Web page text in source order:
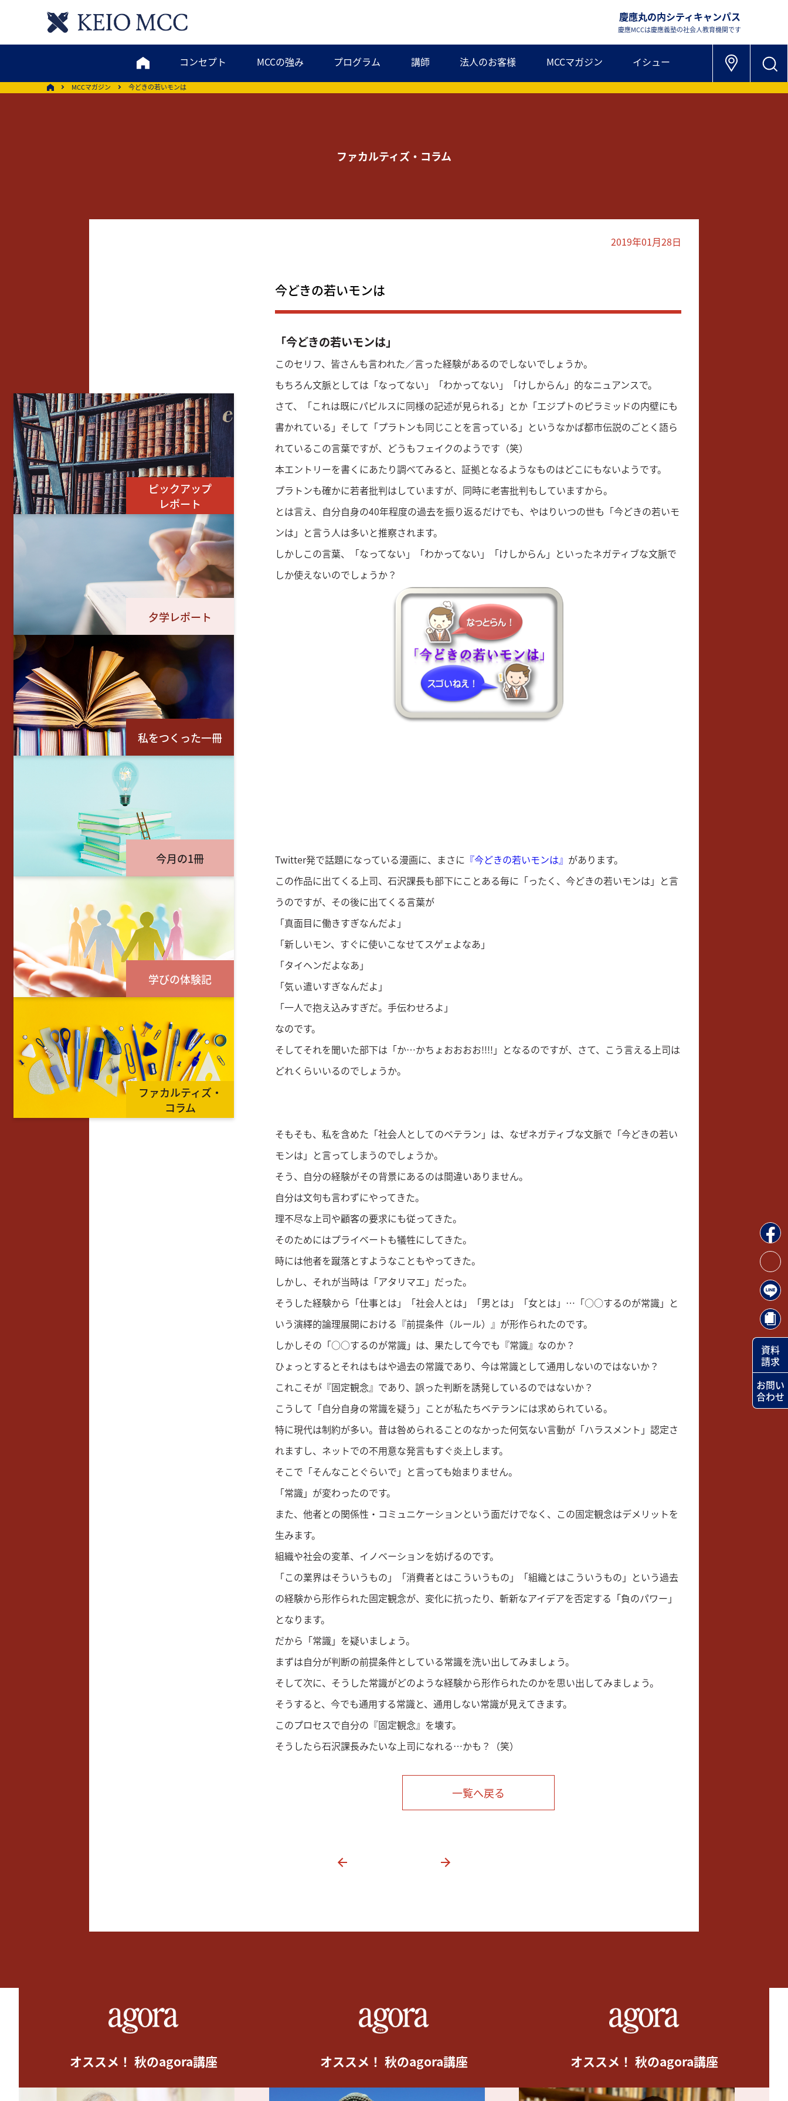
慶應丸の内シティキャンパス
慶應MCCは慶應義塾の社会人教育機関です
コンセプト MCCの強み プログラム 講師 法人のお客様 MCCマガジン イシュー
MCCマガジン 今どきの若いモンは
ファカルティズ・コラム
2019年01月28日
今どきの若いモンは
「今どきの若いモンは」
このセリフ、皆さんも言われた／言った経験があるのでしないでしょうか。
もちろん文脈としては「なってない」「わかってない」「けしからん」的なニュアンスで。
さて、「これは既にパピルスに同様の記述が見られる」とか「エジプトのピラミッドの内壁にも
書かれている」そして「プラトンも同じことを言っている」というなかば都市伝説のごとく語ら
れているこの言葉ですが、どうもフェイクのようです（笑）
本エントリーを書くにあたり調べてみると、証拠となるようなものはどこにもないようです。
プラトンも確かに若者批判はしていますが、同時に老害批判もしていますから。
とは言え、自分自身の40年程度の過去を振り返るだけでも、やはりいつの世も「今どきの若いモ
ンは」と言う人は多いと推察されます。
しかしこの言葉、「なってない」「わかってない」「けしからん」といったネガティブな文脈で
しか使えないのでしょうか？
Twitter発で話題になっている漫画に、まさに 『今どきの若いモンは』 があります。
この作品に出てくる上司、石沢課長も部下にことある毎に「ったく、今どきの若いモンは」と言
うのですが、その後に出てくる言葉が
「真面目に働きすぎなんだよ」
「新しいモン、すぐに使いこなせてスゲェよなあ」
「タイヘンだよなあ」
「気ぃ遣いすぎなんだよ」
「一人で抱え込みすぎだ。手伝わせろよ」
なのです。
そしてそれを聞いた部下は「か…かちょおおおお!!!!」となるのですが、さて、こう言える上司は
どれくらいいるのでしょうか。
そもそも、私を含めた「社会人としてのベテラン」は、なぜネガティブな文脈で「今どきの若い
モンは」と言ってしまうのでしょうか。
そう、自分の経験がその背景にあるのは間違いありません。
自分は文句も言わずにやってきた。
理不尽な上司や顧客の要求にも従ってきた。
そのためにはプライベートも犠牲にしてきた。
時には他者を蹴落とすようなこともやってきた。
しかし、それが当時は「アタリマエ」だった。
そうした経験から「仕事とは」「社会人とは」「男とは」「女とは」…「○○するのが常識」と
いう演繹的論理展開における『前提条件（ルール）』が形作られたのです。
しかしその「○○するのが常識」は、果たして今でも『常識』なのか？
ひょっとするとそれはもはや過去の常識であり、今は常識として通用しないのではないか？
これこそが『固定観念』であり、誤った判断を誘発しているのではないか？
こうして「自分自身の常識を疑う」ことが私たちベテランには求められている。
特に現代は制約が多い。昔は咎められることのなかった何気ない言動が「ハラスメント」認定さ
れますし、ネットでの不用意な発言もすぐ炎上します。
そこで「そんなことぐらいで」と言っても始まりません。
「常識」が変わったのです。
また、他者との関係性・コミュニケーションという面だけでなく、この固定観念はデメリットを
生みます。
組織や社会の変革、イノベーションを妨げるのです。
「この業界はそういうもの」「消費者とはこういうもの」「組織とはこういうもの」という過去
の経験から形作られた固定観念が、変化に抗ったり、斬新なアイデアを否定する「負のパワー」
となります。
だから「常識」を疑いましょう。
まずは自分が判断の前提条件としている常識を洗い出してみましょう。
そして次に、そうした常識がどのような経験から形作られたのかを思い出してみましょう。
そうすると、今でも通用する常識と、通用しない常識が見えてきます。
このプロセスで自分の『固定観念』を壊す。
そうしたら石沢課長みたいな上司になれる…かも？（笑）
一覧へ戻る
ピックアップ
レポート
夕学レポート
私をつくった一冊
今月の1冊
学びの体験記
ファカルティズ・
コラム
オススメ！ 秋のagora講座 オススメ！ 秋のagora講座 オススメ！ 秋のagora講座
資料
請求
お問い
合わせ